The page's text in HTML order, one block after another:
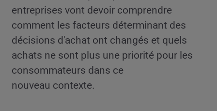
entreprises vont devoir comprendre
comment les facteurs déterminant des
décisions d'achat ont changés et quels
achats ne sont plus une priorité pour les
consommateurs dans ce
nouveau contexte.